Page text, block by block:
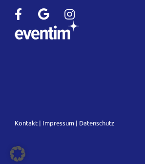
Kontakt | Impressum | Datenschutz